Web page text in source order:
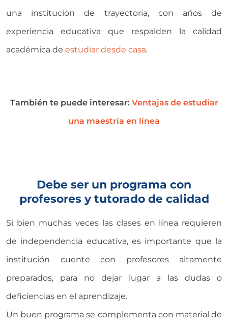
una institución de trayectoria, con años de
experiencia educativa que respalden la calidad
académica de estudiar desde casa.
También te puede interesar: Ventajas de estudiar
una maestría en línea
Debe ser un programa con
profesores y tutorado de calidad
Si bien muchas veces las clases en línea requieren
de independencia educativa, es importante que la
institución cuente con profesores altamente
preparados, para no dejar lugar a las dudas o
deficiencias en el aprendizaje.
Un buen programa se complementa con material de